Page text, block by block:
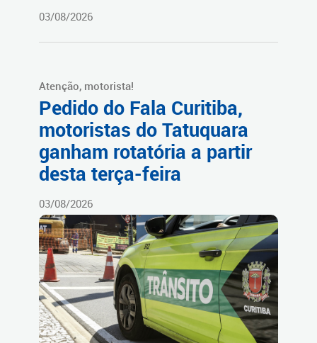
03/08/2026
Atenção, motorista!
Pedido do Fala Curitiba,
motoristas do Tatuquara
ganham rotatória a partir
desta terça-feira
03/08/2026